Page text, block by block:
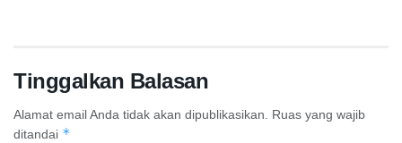
Tinggalkan Balasan
Alamat email Anda tidak akan dipublikasikan.
Ruas yang wajib
ditandai *